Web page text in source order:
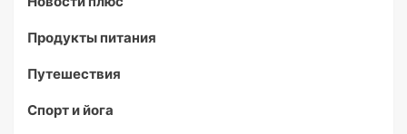
Продукты питания
Путешествия
Спорт и йога